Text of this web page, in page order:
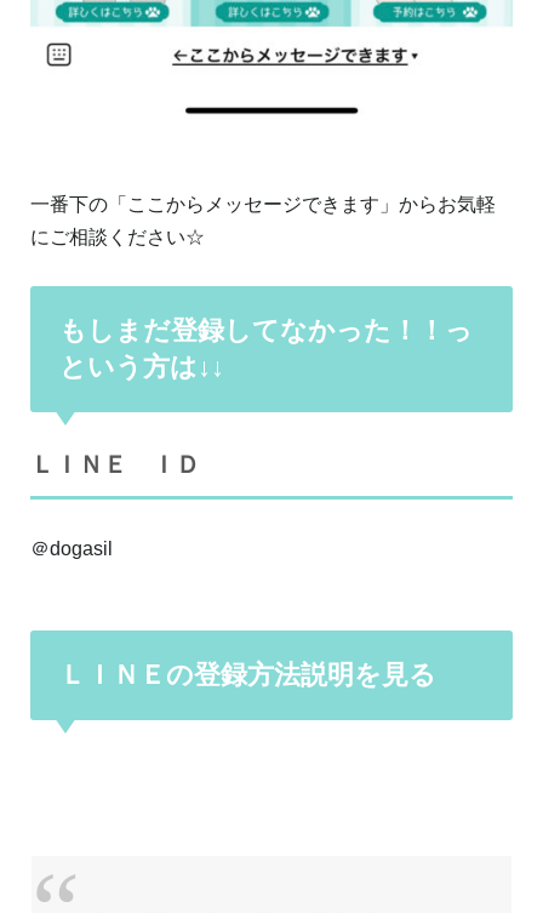
一番下の「ここからメッセージできます」からお気軽
にご相談ください☆
もしまだ登録してなかった！！っ
という方は↓↓
ＬＩＮＥ ＩＤ
＠dogasil
ＬＩＮＥの登録方法説明を見る